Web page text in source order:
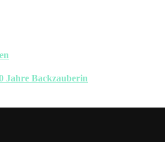
Jahre Backzauberin